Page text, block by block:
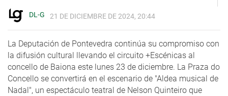
DL-G 21 DE DICIEMBRE DE 2024, 20:44
La Deputación de Pontevedra continúa su compromiso con
la difusión cultural llevando el circuito +Escénicas al
concello de Baiona este lunes 23 de diciembre. La Praza do
Concello se convertirá en el escenario de "Aldea musical de
Nadal", un espectáculo teatral de Nelson Quinteiro que